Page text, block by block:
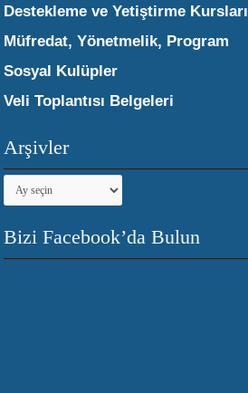
Destekleme ve Yetiştirme Kursları
Müfredat, Yönetmelik, Program
Sosyal Kulüpler
Veli Toplantısı Belgeleri
Arşivler
Arşivler
Bizi Facebook’da Bulun